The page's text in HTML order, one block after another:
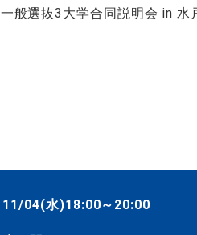
一般選抜3大学合同説明会 in 水
11/04(水)18:00～20:00